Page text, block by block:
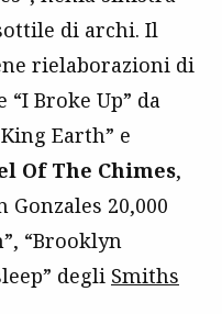
di archi. Il
rielaborazioni di
Broke Up” da
Earth” e
Of The Chimes,
Gonzales 20,000
“Brooklyn
degli Smiths